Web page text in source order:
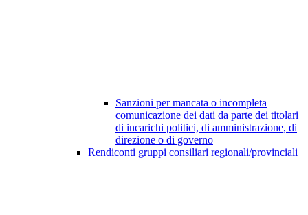
Sanzioni per mancata o incompleta
comunicazione dei dati da parte dei titolari
di incarichi politici, di amministrazione, di
direzione o di governo
Rendiconti gruppi consiliari regionali/provinciali